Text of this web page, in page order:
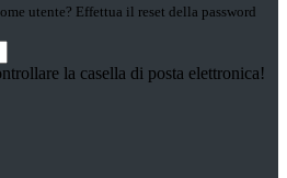
utente? Effettua il reset della password
la casella di posta elettronica!